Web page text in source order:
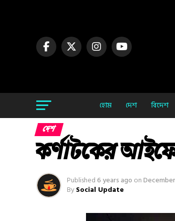
হোম দেশ বিদেশ
দেশ
কর্ণাটকের
Published6 years ago on
BySocial Update